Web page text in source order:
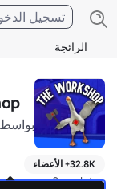
الرائجة
تسجيل
32.8K+ الأعضاء
news & updates!